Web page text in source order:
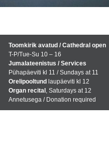
Toomkirik avatud / Cathedral open
T-P/Tue-Su 10 – 16
Jumalateenistus / Services
Pühapäeviti kl 11 / Sundays at 11
Orelipooltund laupäeviti kl 12
Organ recital , Saturdays at 12
Annetusega / Donation required